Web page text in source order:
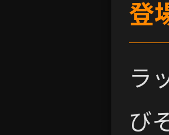
登
ラ
び